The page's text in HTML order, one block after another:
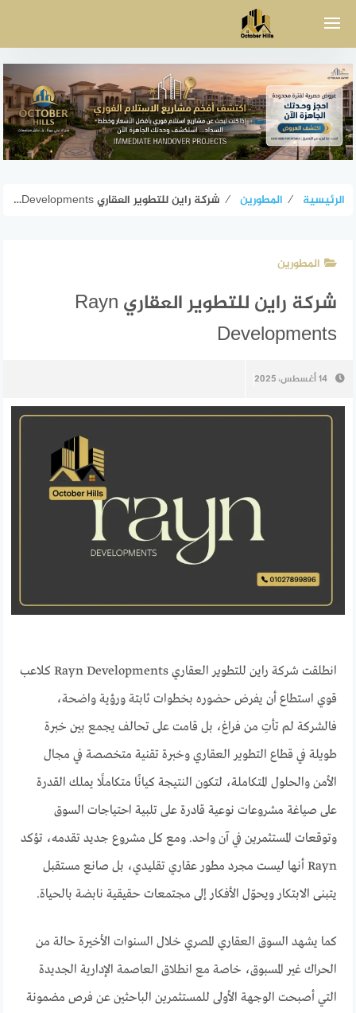
الرئيسية ⁄ المطورين ⁄ شركة راين للتطوير العقاري Rayn Developments
المطورين
شركة راين للتطوير العقاري Rayn
Developments
14 أغسطس، 2025
انطلقت شركة راين للتطوير العقاري Rayn Developments كلاعب
قوي استطاع أن يفرض حضوره بخطوات ثابتة ورؤية واضحة،
فالشركة لم تأتِ من فراغ، بل قامت على تحالف يجمع بين خبرة
طويلة في قطاع التطوير العقاري وخبرة تقنية متخصصة في مجال
الأمن والحلول المتكاملة، لتكون النتيجة كيانًا متكاملًا يملك القدرة
على صياغة مشروعات نوعية قادرة على تلبية احتياجات السوق
وتوقعات المستثمرين في آن واحد. ومع كل مشروع جديد تقدمه، تؤكد
Rayn أنها ليست مجرد مطور عقاري تقليدي، بل صانع مستقبل
يتبنى الابتكار ويحوّل الأفكار إلى مجتمعات حقيقية نابضة بالحياة.
كما يشهد السوق العقاري المصري خلال السنوات الأخيرة حالة من
الحراك غير المسبوق، خاصة مع انطلاق العاصمة الإدارية الجديدة
التي أصبحت الوجهة الأولى للمستثمرين الباحثين عن فرص مضمونة